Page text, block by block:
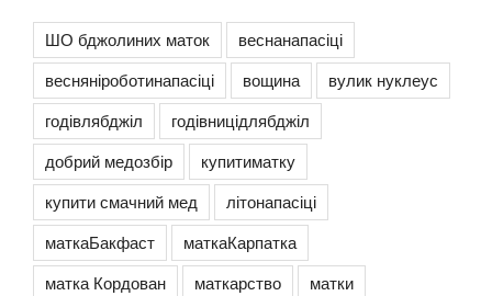
ШО бджолиних маток
веснанапасіці
весняніроботинапасіці
вощина
вулик нуклеус
годівлябджіл
годівницідлябджіл
добрий медозбір
купитиматку
купити смачний мед
літонапасіці
маткаБакфаст
маткаКарпатка
матка Кордован
маткарство
матки